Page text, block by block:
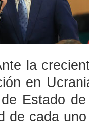
la
en
Estado
de cada